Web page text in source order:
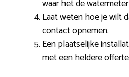
waar het de
Laat weten hoe je wilt
contact opnemen.
Een plaatselijke
met een heldere